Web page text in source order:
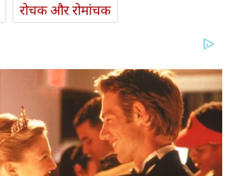
रोचक और रोमांचक